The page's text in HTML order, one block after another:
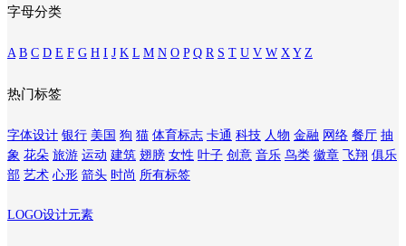
字母分类
A B C D E F G H I J K L M N O P Q R S T U V W X Y Z
热门标签
字体设计 银行 美国 狗 猫 体育标志 卡通 科技 人物 金融 网络 餐厅 抽
象 花朵 旅游 运动 建筑 翅膀 女性 叶子 创意 音乐 鸟类 徽章 飞翔 俱乐
部 艺术 心形 箭头 时尚 所有标签
LOGO设计元素